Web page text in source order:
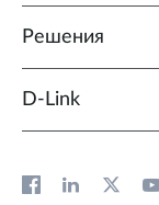
Решения
D‑Link